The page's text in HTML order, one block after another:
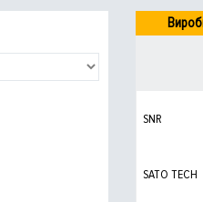
SNR
SATO TECH